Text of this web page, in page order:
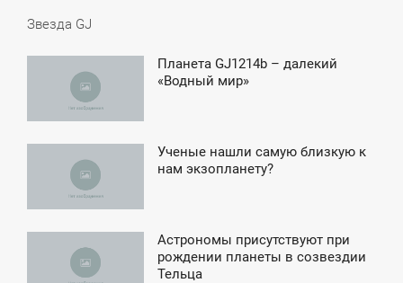
Звезда GJ
Планета GJ1214b – далекий
«Водный мир»
Ученые нашли самую близкую к
нам экзопланету?
Астрономы присутствуют при
рождении планеты в созвездии
Тельца